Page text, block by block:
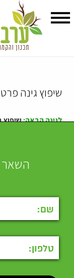
שיפוץ גינה
לגינה הבאה:שיפוץ
השאר